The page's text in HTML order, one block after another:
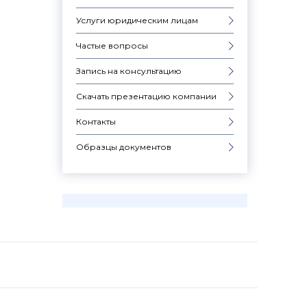
Услуги юридическим лицам
Частые вопросы
Запись на консультацию
Скачать презентацию компании
Контакты
Образцы документов